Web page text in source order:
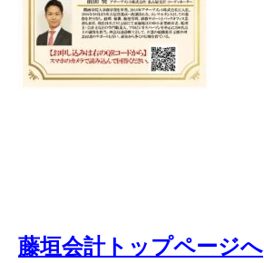
藤垣会計トップページへ